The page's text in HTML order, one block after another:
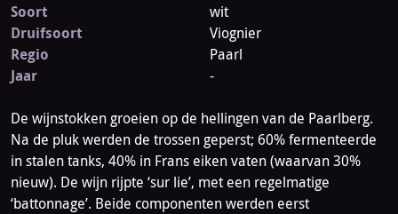
Soort
wit
Druifsoort
Viognier
Regio
Paarl
Jaar
-
De wijnstokken groeien op de hellingen van de Paarlberg.
Na de pluk werden de trossen geperst; 60% fermenteerde
in stalen tanks, 40% in Frans eiken vaten (waarvan 30%
nieuw). De wijn rijpte ‘sur lie’, met een regelmatige
‘battonnage’. Beide componenten werden eerst